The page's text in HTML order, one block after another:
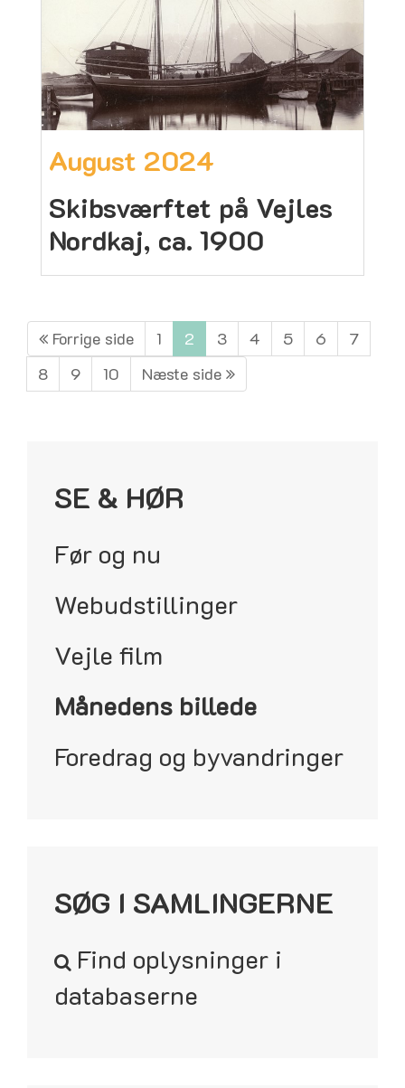
August 2024
Skibsværftet på Vejles
Nordkaj, ca. 1900
Forrige side 1 2 3 4 5 6
7
8
9 10 Næste side
SE & HØR
Før og nu
Webudstillinger
Vejle film
Månedens billede
Foredrag og byvandringer
SØG I SAMLINGERNE
Find oplysninger i
databaserne